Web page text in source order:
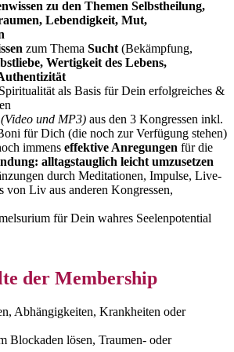
zu den Themen Selbstheilung,
Lebendigkeit, Mut,
zum Thema Sucht (Bekämpfung,
Wertigkeit des Lebens,
als Basis für Dein erfolgreiches &
(Video und MP3) aus den 3 Kongressen inkl.
für Dich (die noch zur Verfügung stehen)
immens effektive Anregungen für die
alltagstauglich leicht umzusetzen
durch Meditationen, Impulse, Live-
von Liv aus anderen Kongressen,
für Dein wahres Seelenpotential
der Membership
Abhängigkeiten, Krankheiten oder
Blockaden lösen, Traumen- oder